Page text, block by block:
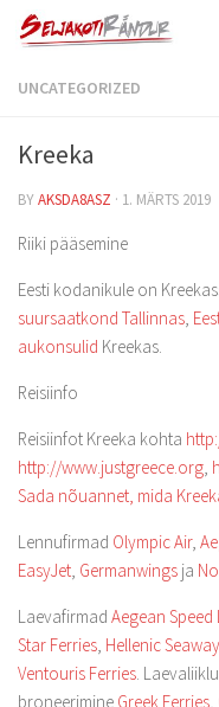
UNCATEGORIZED
Kreeka
BYAKSDA8ASZ · 1. MÄRTS 2019
Riiki pääsemine
Eesti kodanikule on
suursaatkond Tallinnas,
aukonsulid Kreekas.
Reisiinfo
Reisiinfot Kreeka kohta
http://www.justgreece.org,
Sada nõuannet, mida
Lennufirmad Olympic Air,
EasyJet, Germanwings ja
Laevafirmad Aegean Speed
Star Ferries, Hellenic
Ventouris Ferries.
broneerimine Greek Ferries,